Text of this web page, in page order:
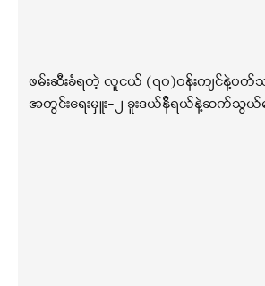
ဖမ်းဆီးခံရတဲ့ လူငယ် (၇၀)ဝန်းကျင်နဲ့ပတ်သ
အတွင်းရေးမှူး-၂ ခူးဒယ်နီရယ်နဲ့ဆက်သွယ်မေ